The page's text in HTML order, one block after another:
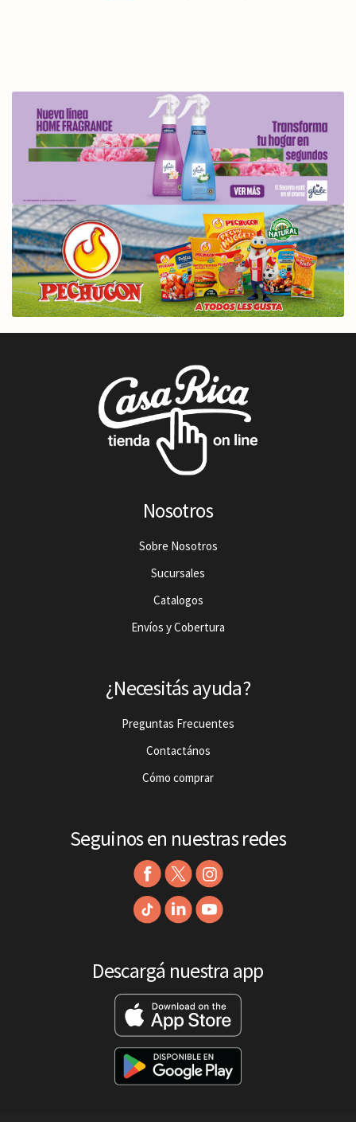
Nosotros
Sobre Nosotros
Sucursales
Catalogos
Envíos y Cobertura
¿Necesitás ayuda?
Preguntas Frecuentes
Contactános
Cómo comprar
Seguinos en nuestras redes
Descargá nuestra app